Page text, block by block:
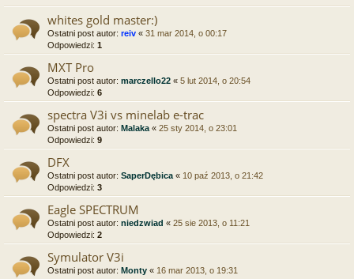
whites gold master:)
Ostatni post autor: reiv « 31 mar 2014, o 00:17
Odpowiedzi: 1
MXT Pro
Ostatni post autor: marczello22 « 5 lut 2014, o 20:54
Odpowiedzi: 6
spectra V3i vs minelab e-trac
Ostatni post autor: Malaka « 25 sty 2014, o 23:01
Odpowiedzi: 9
DFX
Ostatni post autor: SaperDębica « 10 paź 2013, o 21:42
Odpowiedzi: 3
Eagle SPECTRUM
Ostatni post autor: niedzwiad « 25 sie 2013, o 11:21
Odpowiedzi: 2
Symulator V3i
Ostatni post autor: Monty « 16 mar 2013, o 19:31